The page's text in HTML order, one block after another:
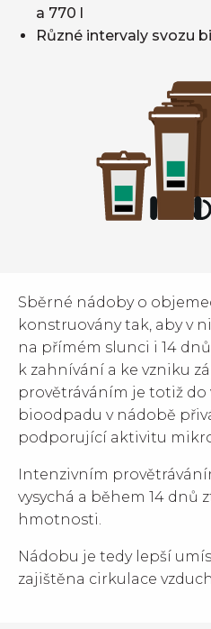
a 770 l
Různé intervaly svozu
Sběrné nádoby o
konstruovány tak, aby v
na přímém slunci i 14
k zahnívání a ke vzniku
provětráváním je totiž do
bioodpadu v nádobě
podporující aktivitu
Intenzivním
vysychá a během 14 dnů
hmotnosti.
Nádobu je tedy lepší
zajištěna cirkulace